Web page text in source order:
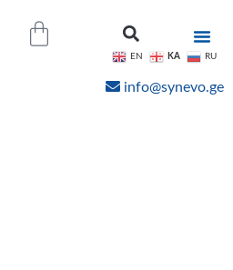
info@synevo.ge
EN KA RU